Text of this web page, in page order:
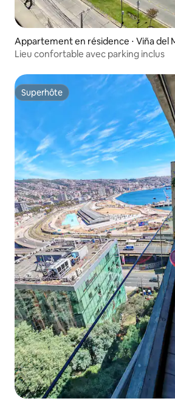
Appartement en résidence ⋅ Viña del
Lieu confortable avec parking inclus
Superhôte
Superhôte